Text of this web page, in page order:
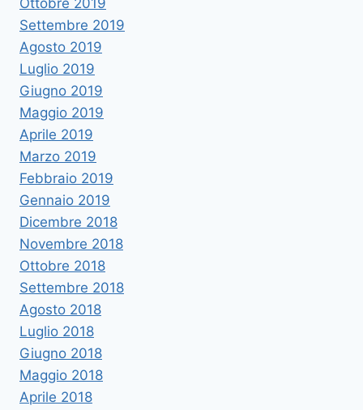
Ottobre 2019
Settembre 2019
Agosto 2019
Luglio 2019
Giugno 2019
Maggio 2019
Aprile 2019
Marzo 2019
Febbraio 2019
Gennaio 2019
Dicembre 2018
Novembre 2018
Ottobre 2018
Settembre 2018
Agosto 2018
Luglio 2018
Giugno 2018
Maggio 2018
Aprile 2018